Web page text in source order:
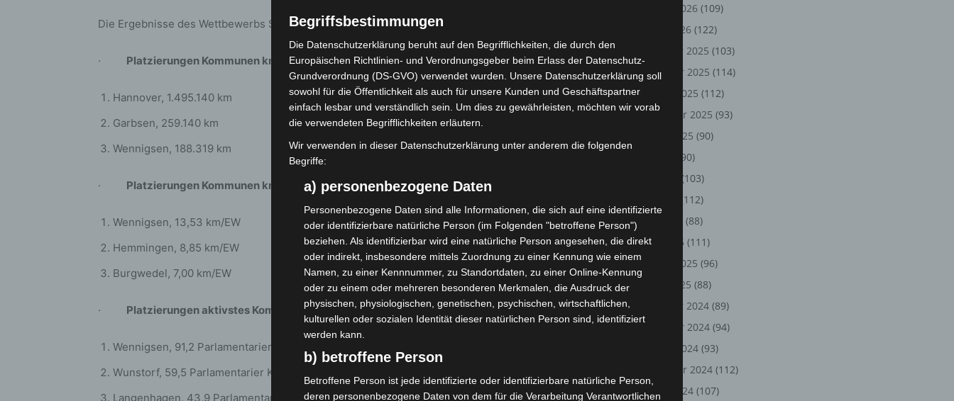
Die Ergebnisse des Wettbewerbs Stadtradeln im Überblick:
· Platzierungen Kommunen km absolut
Hannover, 1.495.140 km
Garbsen, 259.140 km
Wennigsen, 188.319 km
· Platzierungen Kommunen km relativ/EW
Wennigsen, 13,53 km/EW
Hemmingen, 8,85 km/EW
Burgwedel, 7,00 km/EW
· Platzierungen aktivstes Kommunalparlament
Wennigsen, 91,2 Parlamentarier Kilometer
Wunstorf, 59,5 Parlamentarier Kilometer
Langenhagen, 43,9 Parlamentarier Kilometer
Februar 2026 (109)
Januar 2026 (122)
Dezember 2025 (103)
November 2025 (114)
Oktober 2025 (112)
September 2025 (93)
August 2025 (90)
(90)
(103)
(112)
April 2025
(88)
März 2025 (111)
Februar 2025 (96)
Januar 2025 (88)
Dezember 2024 (89)
November 2024 (94)
Oktober 2024 (93)
September 2024 (112)
August 2024 (107)
Begriffsbestimmungen
Die Datenschutzerklärung beruht auf den Begrifflichkeiten, die durch den
Europäischen Richtlinien- und Verordnungsgeber beim Erlass der Datenschutz-
Grundverordnung (DS-GVO) verwendet wurden. Unsere Datenschutzerklärung soll
sowohl für die Öffentlichkeit als auch für unsere Kunden und Geschäftspartner
einfach lesbar und verständlich sein. Um dies zu gewährleisten, möchten wir vorab
die verwendeten Begrifflichkeiten erläutern.
Wir verwenden in dieser Datenschutzerklärung unter anderem die folgenden
Begriffe:
a) personenbezogene Daten
Personenbezogene Daten sind alle Informationen, die sich auf eine identifizierte
oder identifizierbare natürliche Person (im Folgenden "betroffene Person")
beziehen. Als identifizierbar wird eine natürliche Person angesehen, die direkt
oder indirekt, insbesondere mittels Zuordnung zu einer Kennung wie einem
Namen, zu einer Kennnummer, zu Standortdaten, zu einer Online-Kennung
oder zu einem oder mehreren besonderen Merkmalen, die Ausdruck der
physischen, physiologischen, genetischen, psychischen, wirtschaftlichen,
kulturellen oder sozialen Identität dieser natürlichen Person sind, identifiziert
werden kann.
b) betroffene Person
Betroffene Person ist jede identifizierte oder identifizierbare natürliche Person,
deren personenbezogene Daten von dem für die Verarbeitung Verantwortlichen